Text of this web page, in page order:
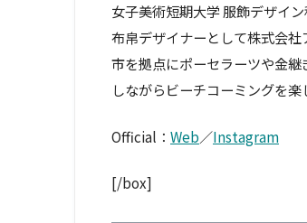
女子美術短期大学 服飾デザイン
布帛デザイナーとして株式会
市を拠点にポーセラーツや金
しながらビーチコーミングを楽
Official： Web／Instagram
[/box]